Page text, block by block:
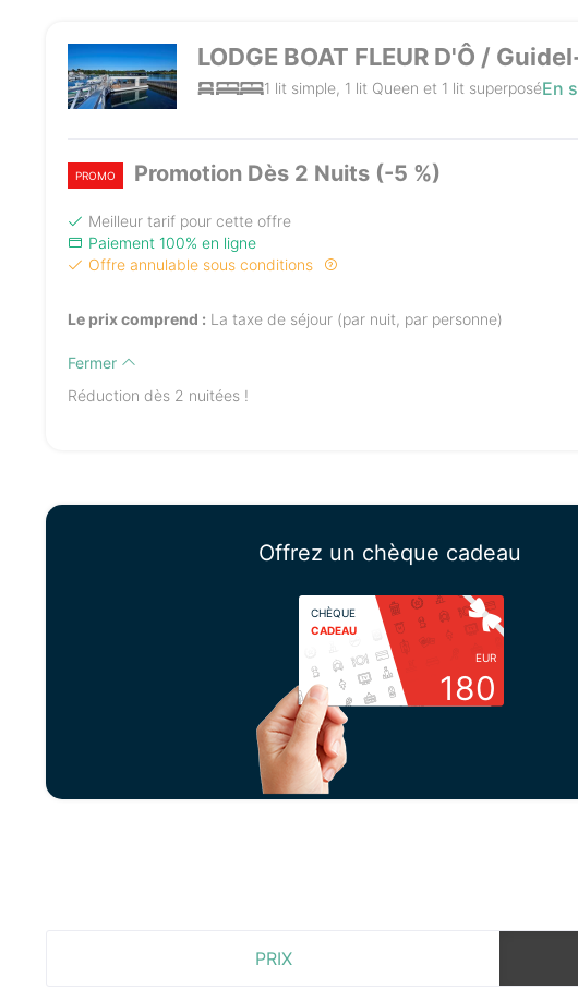
LODGE BOAT FLEUR D'Ô /
1 lit simple, 1 lit Queen et 1 lit superposéEn
PROMO Promotion Dès 2 Nuits (-5 %)
Meilleur tarif pour cette offre
Paiement 100% en ligne
Offre annulable sous conditions
Le prix comprend : La taxe de séjour (par nuit, par personne)
Fermer
Réduction dès 2 nuitées !
Offrez un chèque cadeau
CHÈQUE
CADEAU
EUR
180
PRIX